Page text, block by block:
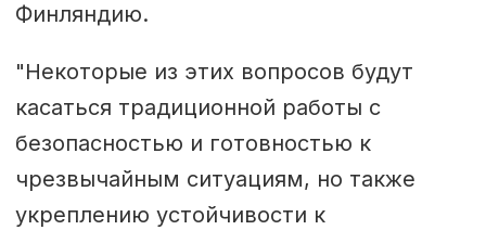
Финляндию.
"Некоторые из этих вопросов будут
касаться традиционной работы с
безопасностью и готовностью к
чрезвычайным ситуациям, но также
укреплению устойчивости к